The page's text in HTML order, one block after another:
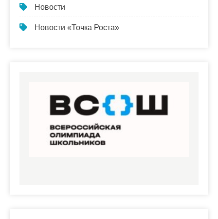
Новости
Новости «Точка Роста»